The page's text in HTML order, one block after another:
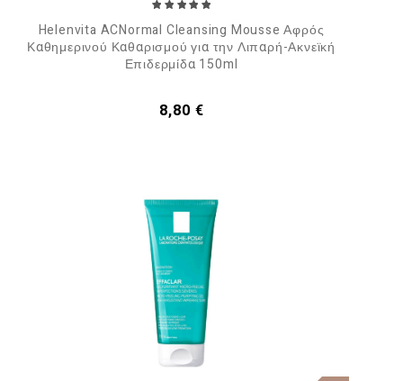
Helenvita ACNormal Cleansing Mousse Αφρός
Καθημερινού Καθαρισμού για την Λιπαρή-Ακνεϊκή
Επιδερμίδα 150ml
Τιμή
8,80 €